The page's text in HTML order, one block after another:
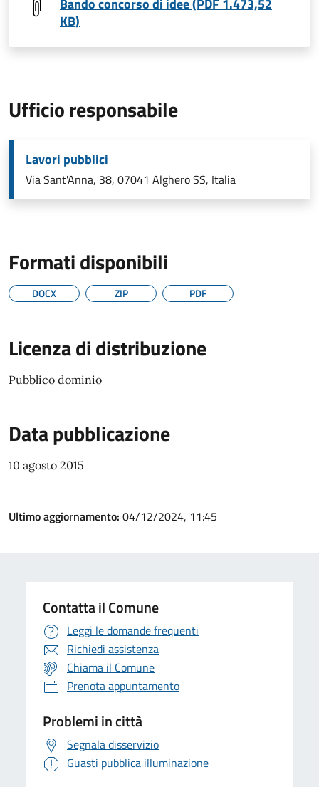
Bando concorso di idee (PDF 1.473,52
KB)
Ufficio responsabile
Lavori pubblici
Via Sant'Anna, 38, 07041 Alghero SS, Italia
Formati disponibili
DOCX ZIP PDF
Licenza di distribuzione
Pubblico dominio
Data pubblicazione
10 agosto 2015
Ultimo aggiornamento: 04/12/2024, 11:45
Contatta il Comune
Leggi le domande frequenti
Richiedi assistenza
Chiama il Comune
Prenota appuntamento
Problemi in città
Segnala disservizio
Guasti pubblica illuminazione